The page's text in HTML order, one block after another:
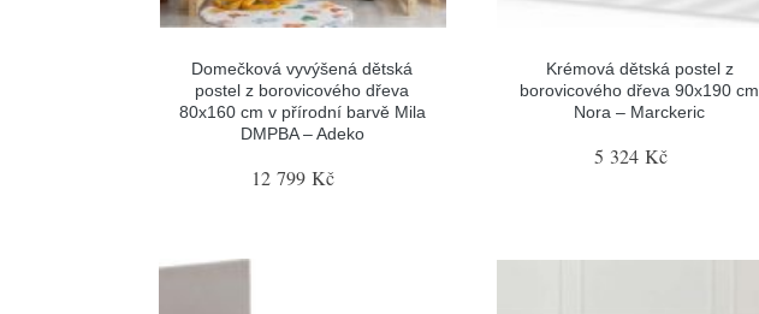
Domečková vyvýšená dětská
postel z borovicového dřeva
80x160 cm v přírodní barvě Mila
DMPBA – Adeko
12 799 Kč
Krémová dětská postel z
borovicového dřeva 90x190 cm
Nora – Marckeric
5 324 Kč